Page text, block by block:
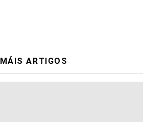
MÁIS ARTIGOS